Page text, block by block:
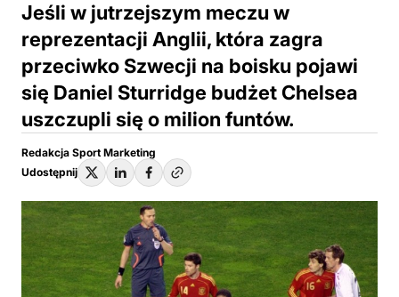
Jeśli w jutrzejszym meczu w
reprezentacji Anglii, która zagra
przeciwko Szwecji na boisku pojawi
się Daniel Sturridge budżet Chelsea
uszczupli się o milion funtów.
Redakcja Sport Marketing
Udostępnij